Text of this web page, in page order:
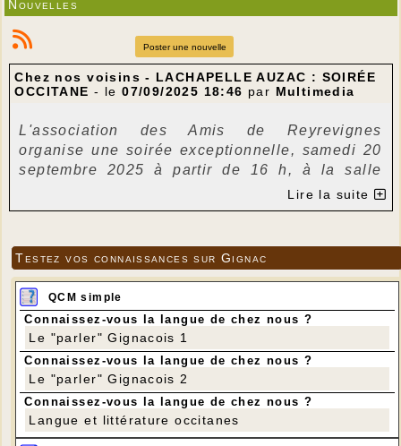
Nouvelles
Poster une nouvelle
Chez nos voisins - LACHAPELLE AUZAC : SOIRÉE
OCCITANE - le07/09/2025 18:46 par Multimedia
L'association des Amis de Reyrevignes
organise une soirée exceptionnelle, samedi 20
septembre 2025 à partir de 16 h, à la salle
est proposée.
A partir de 16 h, découverte de la toponymie
des hameaux de Lachapelle Auzac avec
Guilhem,
à 18 h, initiation aux danses anciennes - pour
toutes et tous.
à 19 h 30, souper campagnard au prix de 15 €
sur réservation avant le 14 septembre auprès
Lire la suite
Testez vos connaissances sur Gignac
QCM simple
Connaissez-vous la langue de chez nous ?
Le "parler" Gignacois 1
Connaissez-vous la langue de chez nous ?
Le "parler" Gignacois 2
Connaissez-vous la langue de chez nous ?
Langue et littérature occitanes